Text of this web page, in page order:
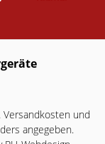
Versandkostenund
angegeben.